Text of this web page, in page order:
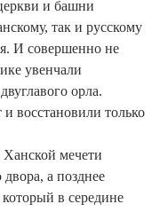
и башни
так и русскому
И совершенно не
увенчали
орла.
и восстановили только
Ханской мечети
а позднее
в середине